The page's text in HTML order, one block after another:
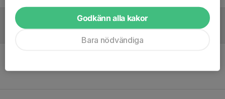
Referat
Godkänn alla kakor
Bara nödvändiga